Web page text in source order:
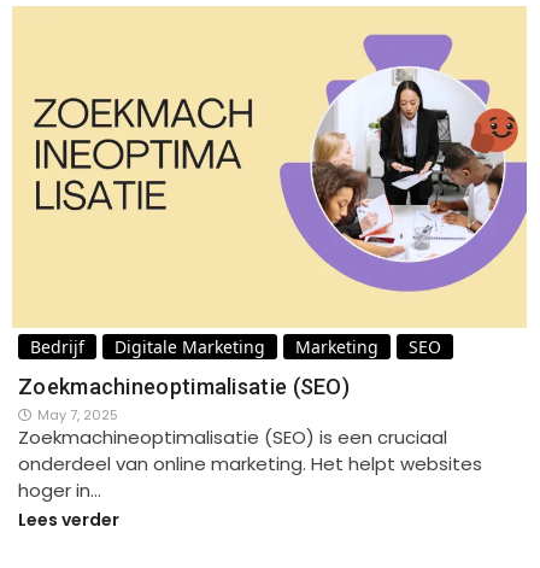
Bedrijf Digitale Marketing Marketing SEO
Zoekmachineoptimalisatie (SEO)
May 7, 2025
Zoekmachineoptimalisatie (SEO) is een cruciaal
onderdeel van online marketing. Het helpt websites
hoger in…
Lees verder